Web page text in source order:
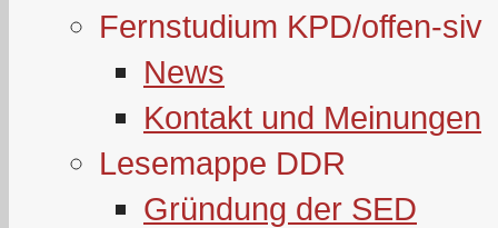
Fernstudium KPD/offen-siv
News
Kontakt und Meinungen
Lesemappe DDR
Gründung der SED